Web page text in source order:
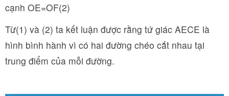
cạnh OE=OF(2)
Từ(1) và (2) ta kết luận được rằng tứ giác AECE là
hình bình hành vì có hai đường chéo cắt nhau tại
trung điểm của mỗi đường.